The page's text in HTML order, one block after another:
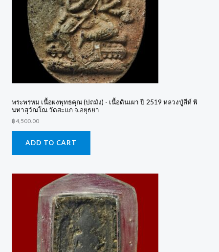
พระพรหม เนื้อผงพุทธคุณ (ปถมัง) - เนื้อดินเผา ปี 2519 หลวงปู่สีห์ พิ
นทาสุวัณโณ วัดสะแก จ.อยุธยา
฿4,500.00
ADD TO CART